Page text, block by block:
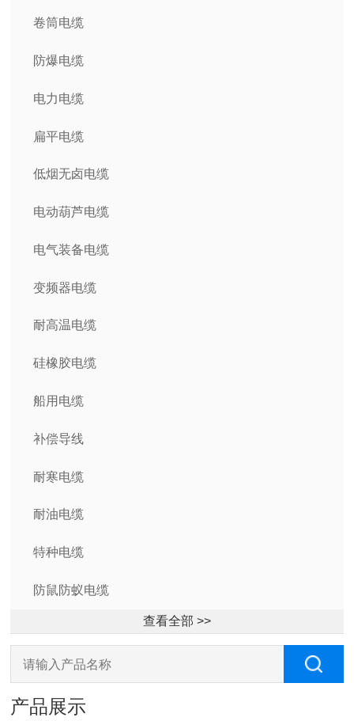
卷筒电缆
防爆电缆
电力电缆
扁平电缆
低烟无卤电缆
电动葫芦电缆
电气装备电缆
变频器电缆
耐高温电缆
硅橡胶电缆
船用电缆
补偿导线
耐寒电缆
耐油电缆
特种电缆
防鼠防蚁电缆
查看全部 >>
产品展示